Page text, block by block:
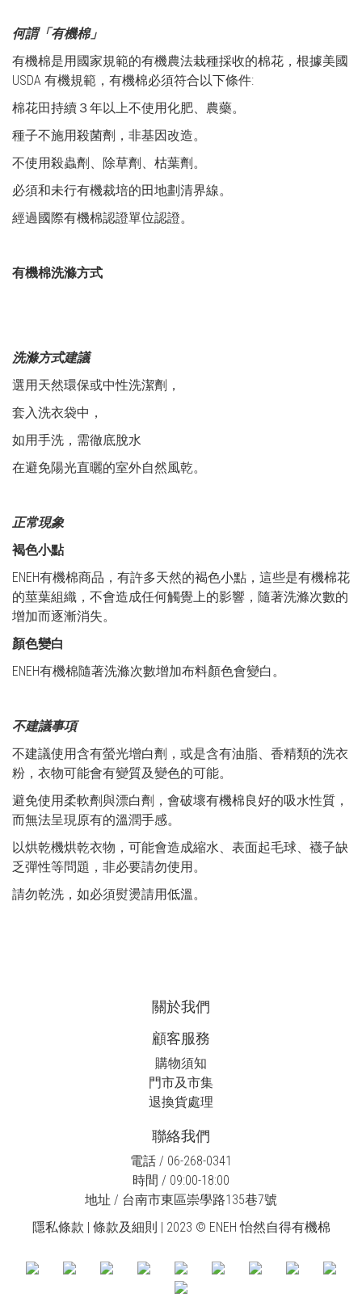
何謂「有機棉」
有機棉是用國家規範的有機農法栽種採收的棉花，根據美國
USDA 有機規範，有機棉必須符合以下條件:
棉花田持續３年以上不使用化肥、農藥。
種子不施用殺菌劑，非基因改造。
不使用殺蟲劑、除草劑、枯葉劑。
必須和未行有機裁培的田地劃清界線。
經過國際有機棉認證單位認證。
有機棉洗滌方式
洗滌方式建議
選用天然環保或中性洗潔劑，
套入洗衣袋中，
如用手洗，需徹底脫水
在避免陽光直曬的室外自然風乾。
正常現象
褐色小點
ENEH有機棉商品，有許多天然的褐色小點，這些是有機棉花
的莖葉組織，不會造成任何觸覺上的影響，隨著洗滌次數的
增加而逐漸消失。
顏色變白
ENEH有機棉隨著洗滌次數增加布料顏色會變白。
不建議事項
不建議使用含有螢光增白劑，或是含有油脂、香精類的洗衣
粉，衣物可能會有變質及變色的可能。
避免使用柔軟劑與漂白劑，會破壞有機棉良好的吸水性質，
而無法呈現原有的溫潤手感。
以烘乾機烘乾衣物，可能會造成縮水、表面起毛球、襪子缺
乏彈性等問題，非必要請勿使用。
請勿乾洗，如必須熨燙請用低溫。
關於我們
顧客服務
購物須知
門市及市集
退換貨處理
聯絡我們
電話 / 06-268-0341
時間 / 09:00-18:00
地址 / 台南市東區崇學路135巷7號
隱私條款 | 條款及細則
| 2023 © ENEH 怡然自得有機棉